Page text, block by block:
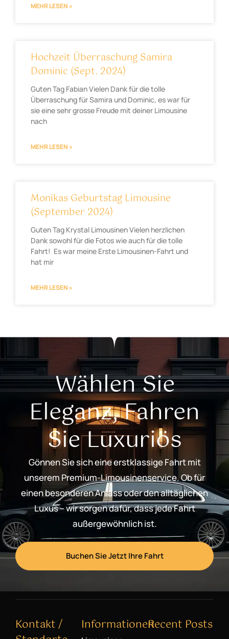
MEHR LESEN »
Hochzeit Überraschung Samira
Dominic (Sept. 2024)
Guten Tag Fabian Vielen Dank für die tolle
Überraschung für Samira und Dominic, es war für
sie eine sehr grosse Freude mit deiner Limousine
nach
MEHR LESEN »
Monikas Geburtstag Limousine
(September 2024)
Guten Tag Krystal Limousinen Vielen herzlichen
Dank sowohl für die Fotos wie auch für die tolle
Fahrt! Es war meine Erste Limousinen-Fahrt und
hat mir
MEHR LESEN »
Wählen Sie
Eleganz, Fahren
Sie Luxuriös
Gönnen Sie sich eine erstklassige Fahrt mit
unserem Premium-Limousinenservice. Ob für
einen besonderen Anlass oder den alltäglichen
Luxus – wir sorgen dafür, dass jede Fahrt
außergewöhnlich ist.
Buchen Sie Jetzt Ihre Fahrt
Kontakt /
InformationenRecent Posts